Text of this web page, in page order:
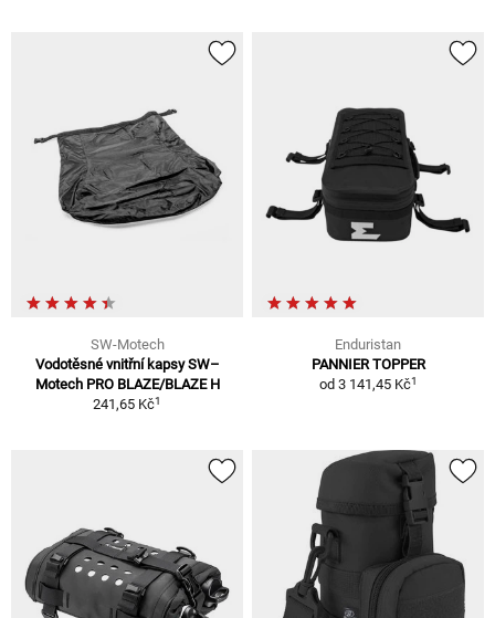
SW-Motech
Vodotěsné vnitřní kapsy SW–
Motech PRO BLAZE/BLAZE H
241,65 Kč1
Enduristan
PANNIER TOPPER
od 3 141,45 Kč1